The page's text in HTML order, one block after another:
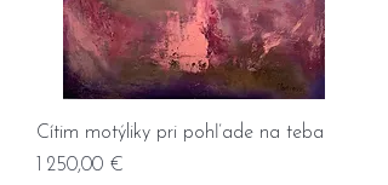
Cítim motýliky pri pohľade na teba
Prix
1 250,00 €